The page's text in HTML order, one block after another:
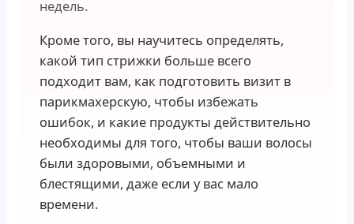
недель.
Кроме того, вы научитесь определять,
какой тип стрижки больше всего
подходит вам, как подготовить визит в
парикмахерскую, чтобы избежать
ошибок, и какие продукты действительно
необходимы для того, чтобы ваши волосы
были здоровыми, объемными и
блестящими, даже если у вас мало
времени.